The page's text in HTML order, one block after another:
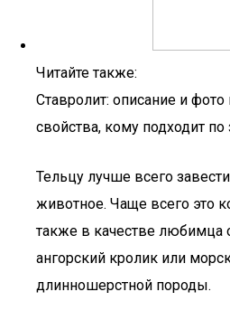
Читайте также:
Ставролит: описание и
свойства, кому подходит по
Тельцу лучше всего
животное. Чаще всего это
также в качестве любимца
ангорский кролик или
длинношерстной породы.